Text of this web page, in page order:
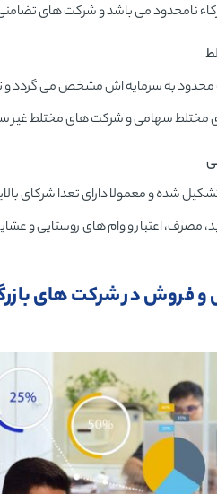
نامحدود می باشد و شرکت های
به سرمایه اش مشخص می گردد و
سهامی و شرکت های مختلط غیر
شده و معمولا دارای تعدا شرکای
مصرف، اعتبار و وام های روستایی و
و فروش در شرکت های